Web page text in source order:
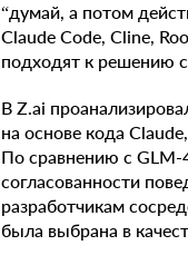
“думай, а потом
Claude Code, Cline,
подходят к решению
В Z.ai
на основе кода
По сравнению с GLM-
согласованности
разработчикам
была выбрана в